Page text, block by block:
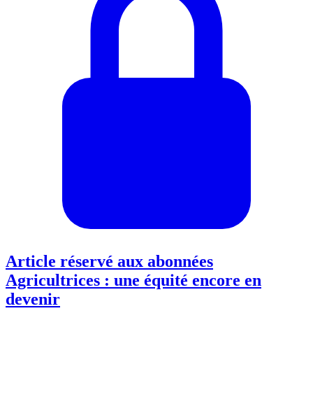
Article réservé aux abonnées
Agricultrices : une équité encore en
devenir